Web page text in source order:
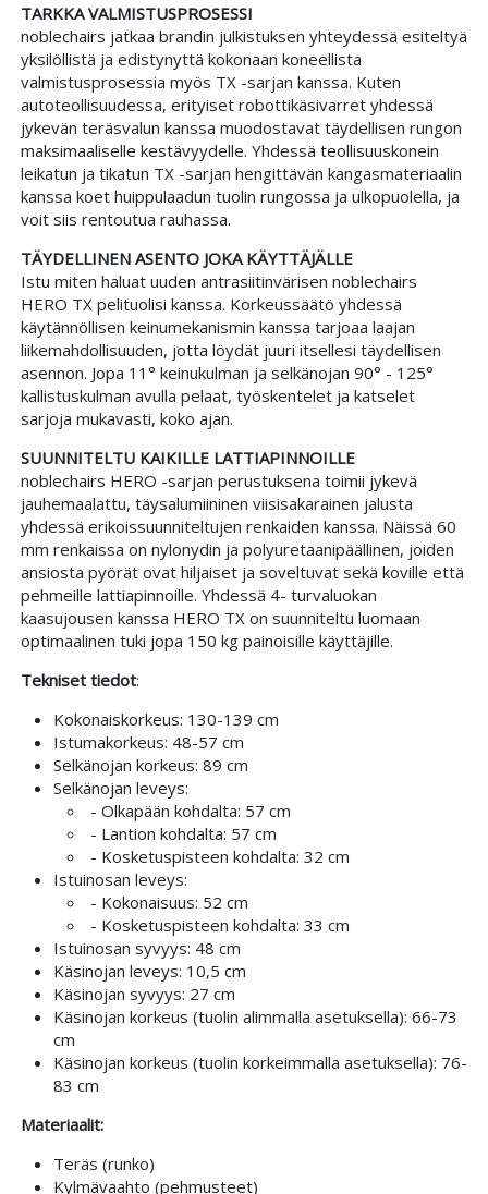
TARKKA VALMISTUSPROSESSI
noblechairs jatkaa brandin julkistuksen yhteydessä esiteltyä
yksilöllistä ja edistynyttä kokonaan koneellista
valmistusprosessia myös TX -sarjan kanssa. Kuten
autoteollisuudessa, erityiset robottikäsivarret yhdessä
jykevän teräsvalun kanssa muodostavat täydellisen rungon
maksimaaliselle kestävyydelle. Yhdessä teollisuuskonein
leikatun ja tikatun TX -sarjan hengittävän kangasmateriaalin
kanssa koet huippulaadun tuolin rungossa ja ulkopuolella, ja
voit siis rentoutua rauhassa.
TÄYDELLINEN ASENTO JOKA KÄYTTÄJÄLLE
Istu miten haluat uuden antrasiitinvärisen noblechairs
HERO TX pelituolisi kanssa. Korkeussäätö yhdessä
käytännöllisen keinumekanismin kanssa tarjoaa laajan
liikemahdollisuuden, jotta löydät juuri itsellesi täydellisen
asennon. Jopa 11° keinukulman ja selkänojan 90° - 125°
kallistuskulman avulla pelaat, työskentelet ja katselet
sarjoja mukavasti, koko ajan.
SUUNNITELTU KAIKILLE LATTIAPINNOILLE
noblechairs HERO -sarjan perustuksena toimii jykevä
jauhemaalattu, täysalumiininen viisisakarainen jalusta
yhdessä erikoissuunniteltujen renkaiden kanssa. Näissä 60
mm renkaissa on nylonydin ja polyuretaanipäällinen, joiden
ansiosta pyörät ovat hiljaiset ja soveltuvat sekä koville että
pehmeille lattiapinnoille. Yhdessä 4- turvaluokan
kaasujousen kanssa HERO TX on suunniteltu luomaan
optimaalinen tuki jopa 150 kg painoisille käyttäjille.
Tekniset tiedot:
Kokonaiskorkeus: 130-139 cm
Istumakorkeus: 48-57 cm
Selkänojan korkeus: 89 cm
Selkänojan leveys:
- Olkapään kohdalta: 57 cm
- Lantion kohdalta: 57 cm
- Kosketuspisteen kohdalta: 32 cm
Istuinosan leveys:
- Kokonaisuus: 52 cm
- Kosketuspisteen kohdalta: 33 cm
Istuinosan syvyys: 48 cm
Käsinojan leveys: 10,5 cm
Käsinojan syvyys: 27 cm
Käsinojan korkeus (tuolin alimmalla asetuksella): 66-73
cm
Käsinojan korkeus (tuolin korkeimmalla asetuksella): 76-
83 cm
Materiaalit:
Teräs (runko)
Kylmävaahto (pehmusteet)